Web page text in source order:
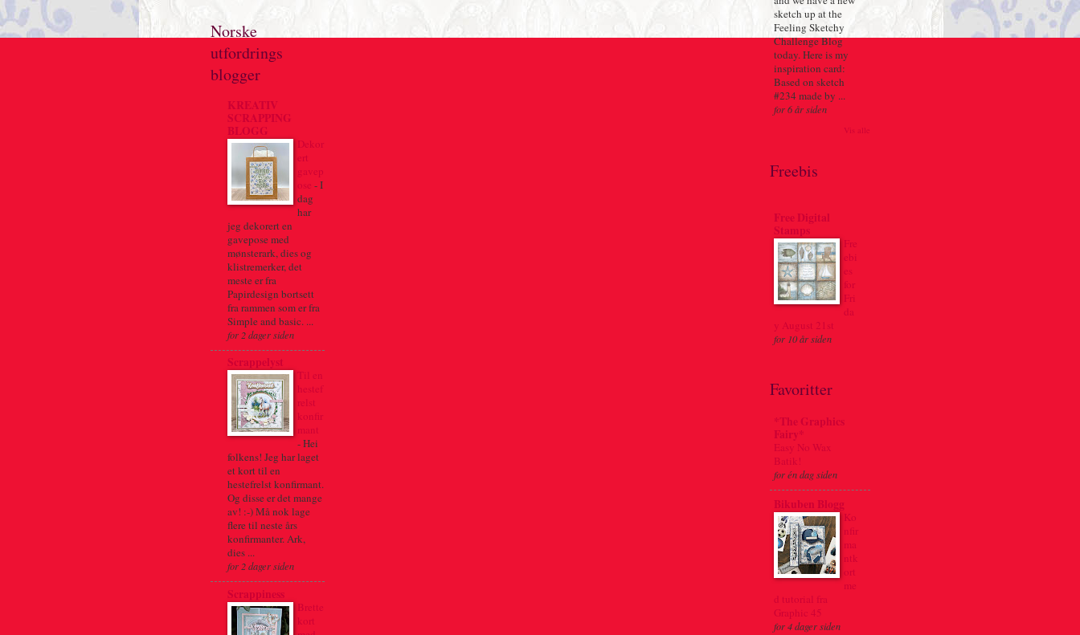
Norske
utfordrings
blogger
KREATIV
SCRAPPING
BLOGG
Dekor
ert
gavep
ose -I
dag
har
jeg dekorert en
gavepose med
mønsterark, dies og
klistremerker, det
meste er fra
Papirdesign bortsett
fra rammen som er fra
Simple and basic. ...
for 2 dager siden
Scrappelyst
Til en
hestef
relst
konfir
mant
-Hei
folkens! Jeg har laget
et kort til en
hestefrelst konfirmant.
Og disse er det mange
av! :-) Må nok lage
flere til neste års
konfirmanter. Ark,
dies ...
for 2 dager siden
Scrappiness
Brette
kort
sketch up at the
Feeling Sketchy
Challenge Blog
today. Here is my
inspiration card:
Based on sketch
#234 made by ...
for 6 år siden
Vis alle
Freebis
Free Digital
Stamps
Fre
ebi
es
for
Fri
da
y August 21st
for 10 år siden
Favoritter
*The Graphics
Fairy*
Easy No Wax
Batik!
for én dag siden
Bikuben Blogg
Ko
nfir
ma
ntk
ort
me
d tutorial fra
Graphic 45
for 4 dager siden